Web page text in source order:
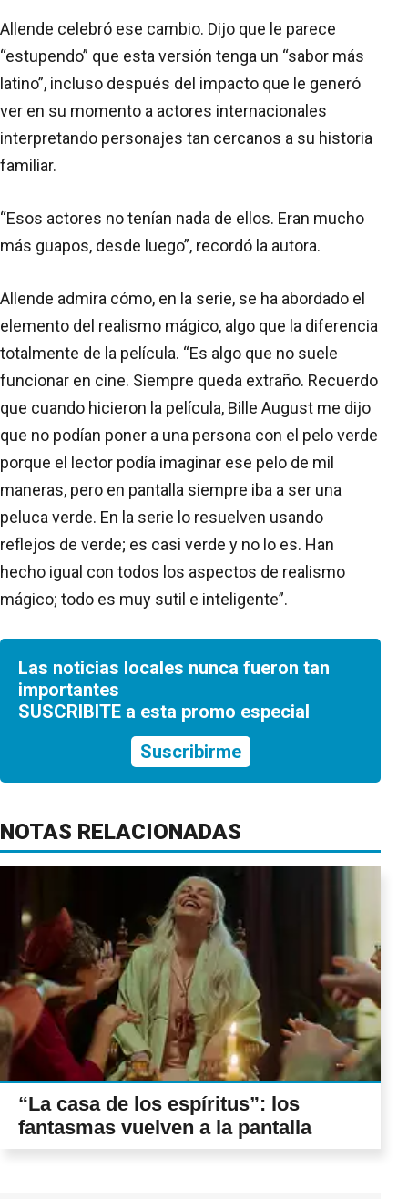
Allende celebró ese cambio. Dijo que le parece
“estupendo” que esta versión tenga un “sabor más
latino”, incluso después del impacto que le generó
ver en su momento a actores internacionales
interpretando personajes tan cercanos a su historia
familiar.
“Esos actores no tenían nada de ellos. Eran mucho
más guapos, desde luego”, recordó la autora.
Allende admira cómo, en la serie, se ha abordado el
elemento del realismo mágico, algo que la diferencia
totalmente de la película. “Es algo que no suele
funcionar en cine. Siempre queda extraño. Recuerdo
que cuando hicieron la película, Bille August me dijo
que no podían poner a una persona con el pelo verde
porque el lector podía imaginar ese pelo de mil
maneras, pero en pantalla siempre iba a ser una
peluca verde. En la serie lo resuelven usando
reflejos de verde; es casi verde y no lo es. Han
hecho igual con todos los aspectos de realismo
mágico; todo es muy sutil e inteligente”.
Las noticias locales nunca fueron tan
importantes
SUSCRIBITE a esta promo especial
Suscribirme
NOTAS RELACIONADAS
“La casa de los espíritus”: los
fantasmas vuelven a la pantalla